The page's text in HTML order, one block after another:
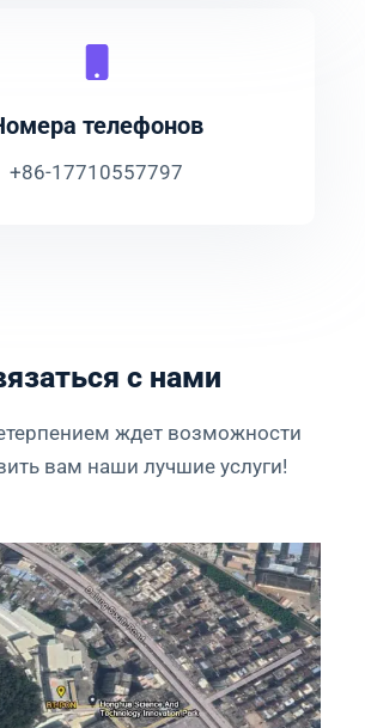
телефонов
+86-17710557797
с нами
ждет возможности
вам наши лучшие услуги!